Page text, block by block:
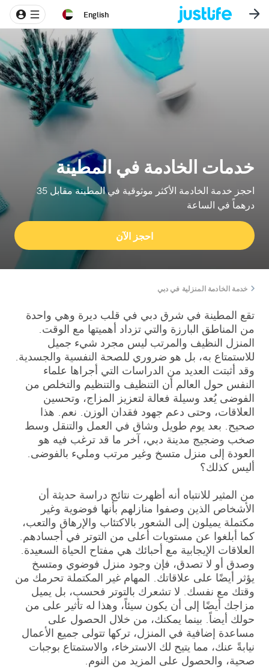
English
خدمات الخادمة في المطينة
احجز خدمة الخادمة الأكثر موثوقية في المطينة مقابل 35
درهماً في الساعة
احجز الآن
خدمة الخادمة المنزلية في دبي
تقع المطينة في شرق دبي في قلب ديرة وهي واحدة
من المناطق البارزة والتي تزداد أهميتها مع الوقت.
المنزل النظيف والمرتب ليس مجرد شيء جميل
للاستمتاع به، بل هو ضروري للصحة النفسية والجسدية.
وقد أثبتت العديد من الدراسات التي أجراها علماء
النفس حول العالم أن التنظيف والتنظيم والتخلص من
الفوضى يُعد وسيلة فعالة لتعزيز المزاج، وتحسين
العلاقات، وحتى دعم جهود فقدان الوزن. نعم. هذا
صحيح. بعد يوم طويل وشاق في العمل والتنقل وسط
صخب وضجيج مدينة دبي، آخر ما قد ترغب فيه هو
العودة إلى منزل متسخ وغير مرتب ومليء بالفوضى.
أليس كذلك؟
من المثير للانتباه أنه أظهرت نتائج دراسة حديثة أن
الأشخاص الذين وصفوا منازلهم بأنها فوضوية وغير
مكتملة يميلون إلى الشعور بالاكتئاب والإرهاق والتعب،
كما أبلغوا عن مستويات أعلى من التوتر في أجسادهم.
العلاقات الإيجابية مع أحبائك هي مفتاح الحياة السعيدة.
وصدق أو لا تصدق، فإن وجود منزل فوضوي ومتسخ
يؤثر أيضًا على علاقاتك. المهام غير المكتملة تحرمك من
وقتك مع نفسك. لا تشعرك بالتوتر فحسب، بل يميل
مزاجك أيضًا إلى أن يكون سيئاً، وهذا له تأثير على من
حولك أيضاً. بينما يمكنك، من خلال الحصول على
مساعدة إضافية في المنزل، تركها تتولى جميع الأعمال
نيابةً عنك، مما يتيح لك الاسترخاء، والاستمتاع بوجبات
صحية، والحصول على المزيد من النوم.